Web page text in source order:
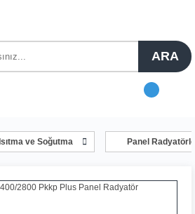
ARA
Isıtma ve Soğutma Panel